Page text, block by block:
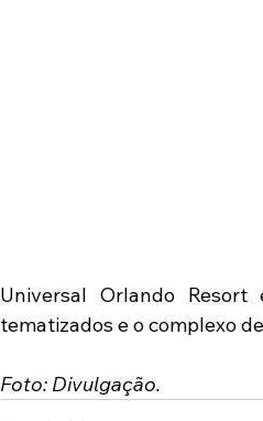
Universal Orlando
tematizados e o complexo
Foto: Divulgação.